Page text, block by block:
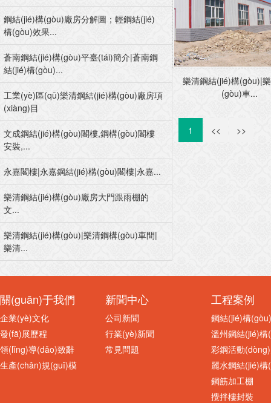
鋼結(jié)構(gòu)廠房分解圖；輕鋼結(jié)
構(gòu)效果...
蒼南鋼結(jié)構(gòu)平臺(tái)簡介|蒼南鋼
結(jié)構(gòu)...
工業(yè)區(qū)樂清鋼結(jié)構(gòu)廠房項
(xiàng)目
文成鋼結(jié)構(gòu)閣樓,鋼構(gòu)閣樓
安裝,...
永嘉閣樓|永嘉鋼結(jié)構(gòu)閣樓|永嘉...
樂清鋼結(jié)構(gòu)廠房大門跟雨棚的
文...
樂清鋼結(jié)構(gòu)|樂清鋼構(gòu)車間|
樂清...
樂清鋼結(jié)構(gòu)|
(gòu)車...
1 << >>
關(guān)于我們
企業(yè)文化
發(fā)展歷程
領(lǐng)導(dǎo)致辭
生產(chǎn)規(guī)模
新聞中心
公司新聞
行業(yè)新聞
常見問題
工程案例
鋼結(jié)構
溫州鋼結(jié)構
彩鋼活動
麗水鋼結(jié)構
鋼筋加工棚
攪拌樓封裝